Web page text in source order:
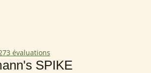
sur 5 étoiles
évaluations
SPIKE